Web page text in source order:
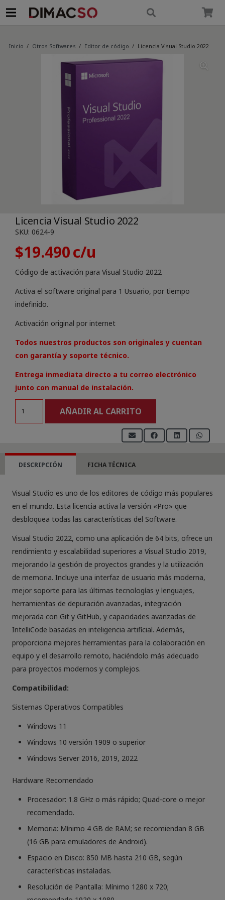
Inicio / Otros Softwares / Editor de código / Licencia Visual Studio 2022
Licencia Visual Studio 2022
SKU: 0624-9
$19.490
Código de activación para Visual Studio 2022
Activa el software original para 1 Usuario, por tiempo
indefinido.
Activación original por internet
Todos nuestros productos son originales y cuentan
con garantía y soporte técnico.
Entrega inmediata directo a tu correo electrónico
junto con manual de instalación.
cantidad
AÑADIR AL CARRITO
DESCRIPCIÓN FICHA TÉCNICA
Visual Studio es uno de los editores de código más populares
en el mundo. Esta licencia activa la versión «Pro» que
desbloquea todas las características del Software.
Visual Studio 2022, como una aplicación de 64 bits, ofrece un
rendimiento y escalabilidad superiores a Visual Studio 2019,
mejorando la gestión de proyectos grandes y la utilización
de memoria. Incluye una interfaz de usuario más moderna,
mejor soporte para las últimas tecnologías y lenguajes,
herramientas de depuración avanzadas, integración
mejorada con Git y GitHub, y capacidades avanzadas de
IntelliCode basadas en inteligencia artificial. Además,
proporciona mejores herramientas para la colaboración en
equipo y el desarrollo remoto, haciéndolo más adecuado
para proyectos modernos y complejos.
Compatibilidad:
Sistemas Operativos Compatibles
Windows 11
Windows 10 versión 1909 o superior
Windows Server 2016, 2019, 2022
Hardware Recomendado
Procesador: 1.8 GHz o más rápido; Quad-core o mejor
recomendado.
Memoria: Mínimo 4 GB de RAM; se recomiendan 8 GB
(16 GB para emuladores de Android).
Espacio en Disco: 850 MB hasta 210 GB, según
características instaladas.
Resolución de Pantalla: Mínimo 1280 x 720;
modal-check